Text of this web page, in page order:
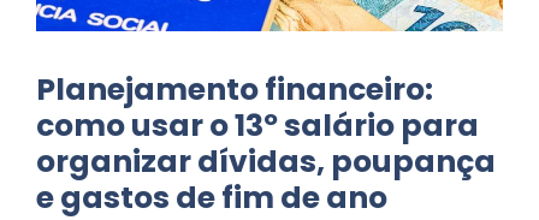
Planejamento financeiro:
como usar o 13º salário para
organizar dívidas, poupança
e gastos de fim de ano